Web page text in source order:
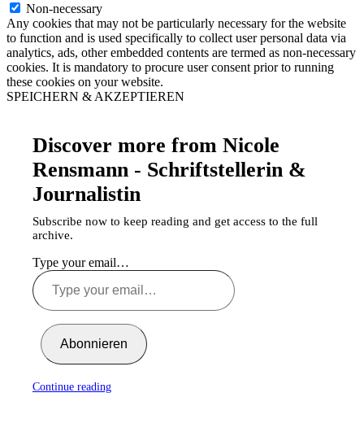
Non-necessary
Any cookies that may not be particularly necessary for the website
to function and is used specifically to collect user personal data via
analytics, ads, other embedded contents are termed as non-necessary
cookies. It is mandatory to procure user consent prior to running
these cookies on your website.
SPEICHERN & AKZEPTIEREN
Discover more from Nicole
Rensmann - Schriftstellerin &
Journalistin
Subscribe now to keep reading and get access to the full
archive.
Type your email…
Abonnieren
Continue reading